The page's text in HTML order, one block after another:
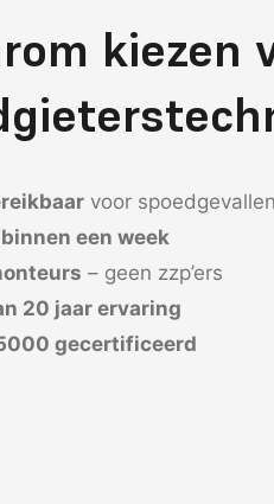
kiezen
voor spoedgevallen
een week
– geen zzp’ers
20 jaar ervaring
gecertificeerd